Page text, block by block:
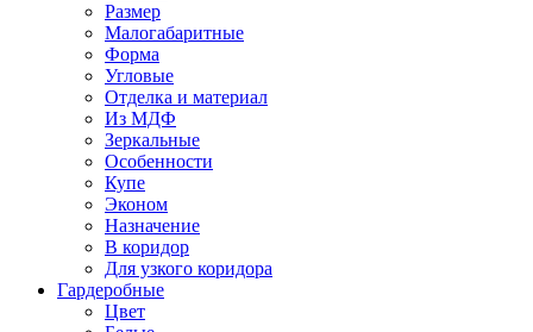
Размер
Малогабаритные
Форма
Угловые
Отделка и материал
Из МДФ
Зеркальные
Особенности
Купе
Эконом
Назначение
В коридор
Для узкого коридора
Гардеробные
Цвет